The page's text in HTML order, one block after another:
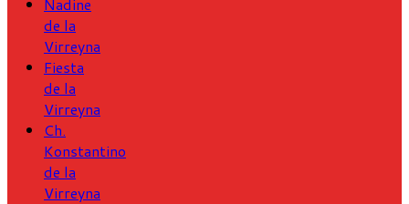
de la
Virreyna
Fiesta
de la
Virreyna
Ch.
Konstantino
de la
Virreyna